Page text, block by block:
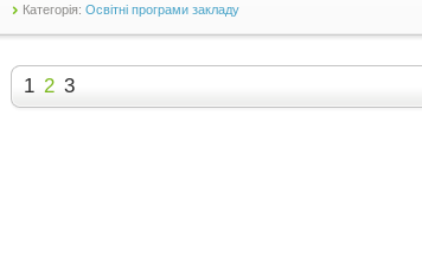
Категорія: Освітні програми закладу
1 2 3